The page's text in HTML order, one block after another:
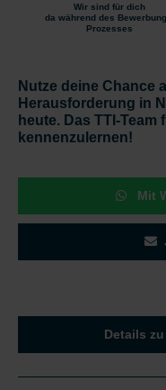
Wir sind für dich
da während des
Prozesses
Nutze deine Chance
Herausforderung in
heute. Das TTI-
kennenzulernen!
Mit
Details